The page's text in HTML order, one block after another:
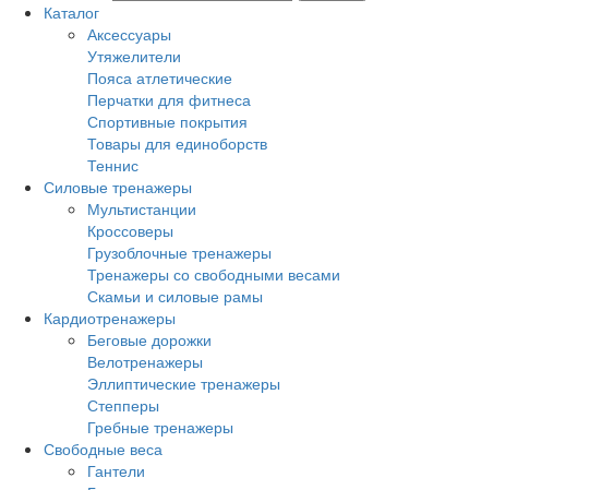
Каталог
Аксессуары
Утяжелители
Пояса атлетические
Перчатки для фитнеса
Спортивные покрытия
Товары для единоборств
Теннис
Силовые тренажеры
Мультистанции
Кроссоверы
Грузоблочные тренажеры
Тренажеры со свободными весами
Скамьи и силовые рамы
Кардиотренажеры
Беговые дорожки
Велотренажеры
Эллиптические тренажеры
Степперы
Гребные тренажеры
Свободные веса
Гантели